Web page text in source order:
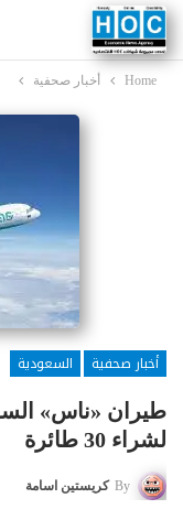
Home أخبار صحفية
أخبار صحفية
السعودية
طيران «ناس»
لشراء 30 طائرة
By كريستين اسامة